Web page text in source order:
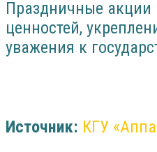
Праздничные
ценностей,
уважения к
Источник: КГУ